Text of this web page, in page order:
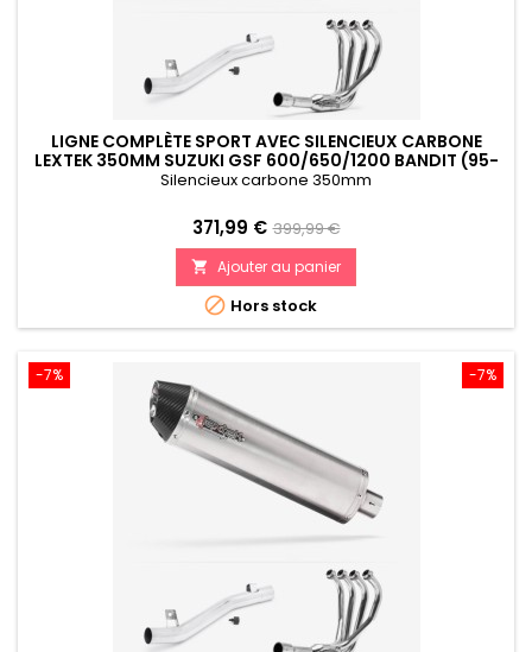
LIGNE COMPLÈTE SPORT AVEC SILENCIEUX CARBONE
LEXTEK 350MM SUZUKI GSF 600/650/1200 BANDIT (95-
06)
Silencieux carbone 350mm
Prix
371,99 € Prix
de
référence
399,99 €
 Ajouter au panier
 Hors stock
-7%
-7%